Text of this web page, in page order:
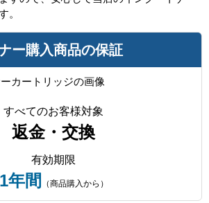
。
ー購入商品の保証
すべてのお客様対象
返金・交換
有効期限
1年間 （商品購入から）